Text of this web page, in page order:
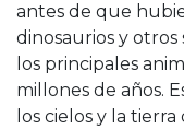
antes de que
dinosaurios y
los principales
millones de años.
los cielos y la